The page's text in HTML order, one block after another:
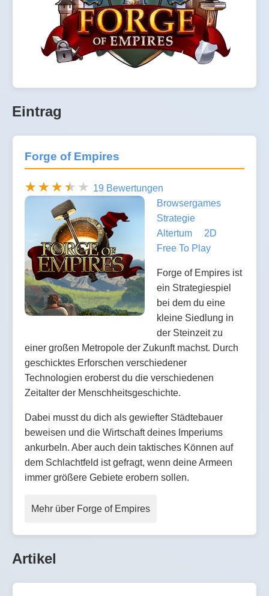
Eintrag
Forge of Empires
19 Bewertungen
Browsergames
Strategie
Altertum
2D
Free To Play
Forge of Empires ist
ein Strategiespiel
bei dem du eine
kleine Siedlung in
der Steinzeit zu
einer großen Metropole der Zukunft machst. Durch
geschicktes Erforschen verschiedener
Technologien eroberst du die verschiedenen
Zeitalter der Menschheitsgeschichte.
Dabei musst du dich als gewiefter Städtebauer
beweisen und die Wirtschaft deines Imperiums
ankurbeln. Aber auch dein taktisches Können auf
dem Schlachtfeld ist gefragt, wenn deine Armeen
immer größere Gebiete erobern sollen.
Mehr über Forge of Empires
Artikel